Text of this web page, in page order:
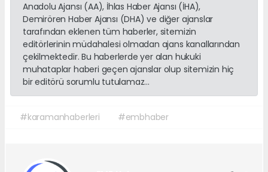
Anadolu Ajansı (AA), İhlas Haber Ajansı (İHA),
Demirören Haber Ajansı (DHA) ve diğer ajanslar
tarafından eklenen tüm haberler, sitemizin
editörlerinin müdahalesi olmadan ajans kanallarından
çekilmektedir. Bu haberlerde yer alan hukuki
muhataplar haberi geçen ajanslar olup sitemizin hiç
bir editörü sorumlu tutulamaz...
#karamanhaberleri #embhaber